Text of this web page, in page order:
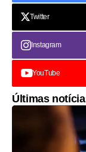
Twitter
Instagram
YouTube
Últimas